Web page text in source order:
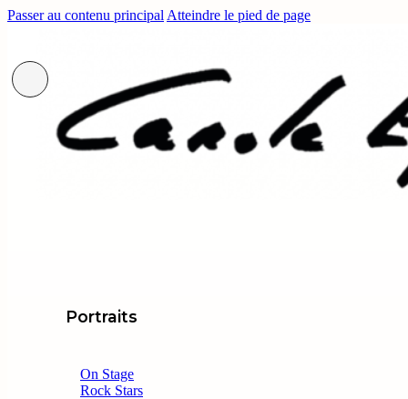
Passer au contenu principal Atteindre le pied de page
Portraits
On Stage
Rock Stars